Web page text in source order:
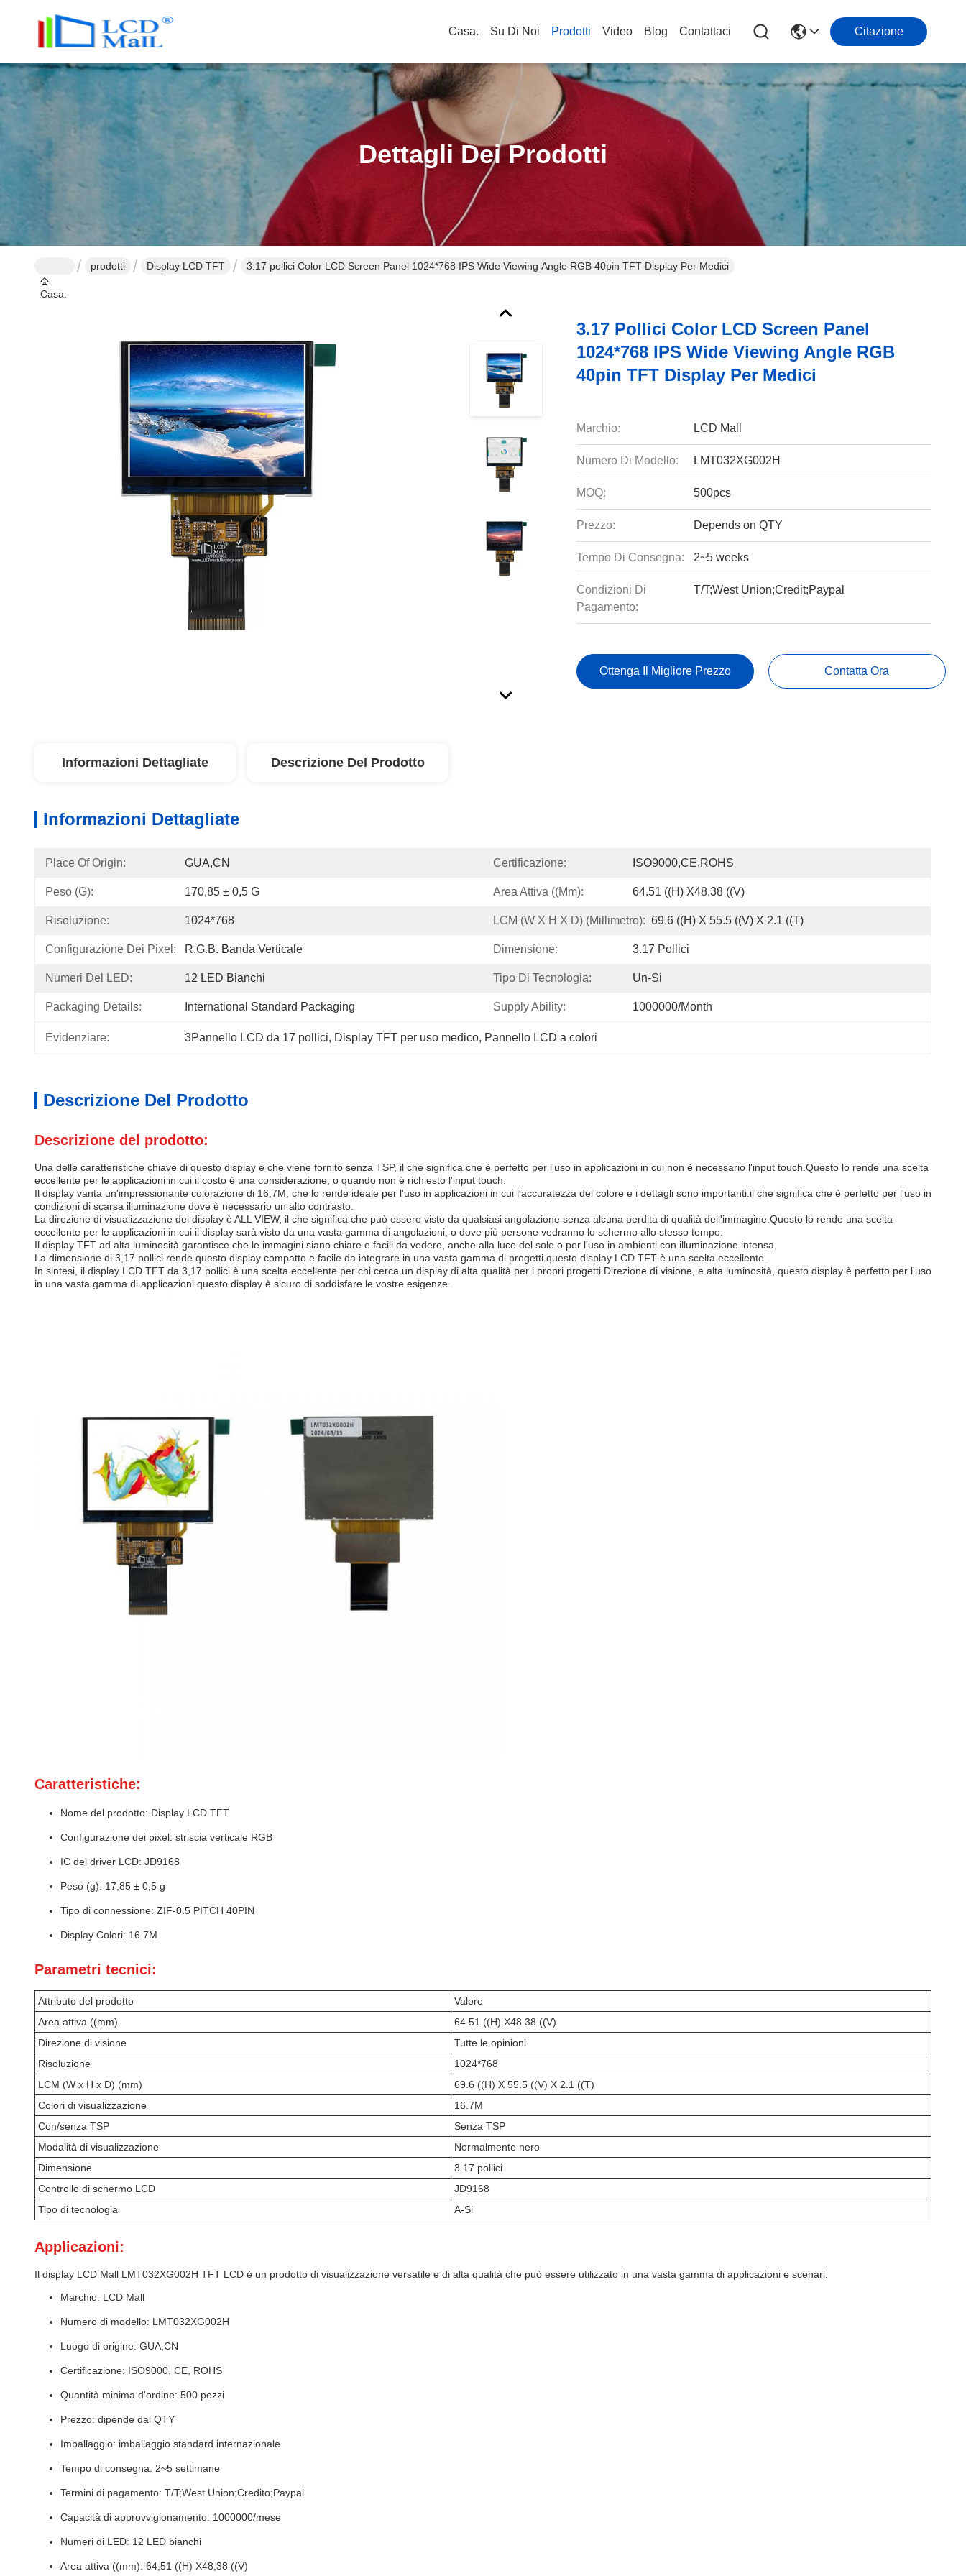
Casa. Su Di Noi Prodotti Video Blog Contattaci Citazione
Dettagli Dei Prodotti
Casa.
prodotti Display LCD TFT 3.17 pollici Color LCD Screen Panel 1024*768 IPS Wide Viewing Angle RGB 40pin TFT Display Per Medici
3.17 Pollici Color LCD Screen Panel
1024*768 IPS Wide Viewing Angle RGB
40pin TFT Display Per Medici
Marchio: LCD Mall
Numero Di Modello: LMT032XG002H
MOQ: 500pcs
Prezzo: Depends on QTY
Tempo Di Consegna: 2~5 weeks
Condizioni Di
Pagamento:
T/T;West Union;Credit;Paypal
Ottenga Il Migliore Prezzo Contatta Ora
Informazioni Dettagliate Descrizione Del Prodotto
Informazioni Dettagliate
Place Of Origin: GUA,CN Certificazione: ISO9000,CE,ROHS
Peso (G): 170,85 ± 0,5 G Area Attiva ((mm): 64.51 ((H) X48.38 ((V)
Risoluzione: 1024*768 LCM (W X H X D) (millimetro): 69.6 ((H) X 55.5 ((V) X 2.1 ((T)
Configurazione Dei Pixel: R.G.B. Banda Verticale Dimensione: 3.17 Pollici
Numeri Del LED: 12 LED Bianchi Tipo Di Tecnologia: Un-Si
Packaging Details: International Standard Packaging Supply Ability: 1000000/month
Evidenziare: 3Pannello LCD da 17 pollici, Display TFT per uso medico, Pannello LCD a colori
Descrizione Del Prodotto
Descrizione del prodotto:
Una delle caratteristiche chiave di questo display è che viene fornito senza TSP, il che significa che è perfetto per l'uso in applicazioni in cui non è necessario l'input touch.Questo lo rende una scelta
eccellente per le applicazioni in cui il costo è una considerazione, o quando non è richiesto l'input touch.
Il display vanta un'impressionante colorazione di 16,7M, che lo rende ideale per l'uso in applicazioni in cui l'accuratezza del colore e i dettagli sono importanti.il che significa che è perfetto per l'uso in
condizioni di scarsa illuminazione dove è necessario un alto contrasto.
La direzione di visualizzazione del display è ALL VIEW, il che significa che può essere visto da qualsiasi angolazione senza alcuna perdita di qualità dell'immagine.Questo lo rende una scelta
eccellente per le applicazioni in cui il display sarà visto da una vasta gamma di angolazioni, o dove più persone vedranno lo schermo allo stesso tempo.
Il display TFT ad alta luminosità garantisce che le immagini siano chiare e facili da vedere, anche alla luce del sole.o per l'uso in ambienti con illuminazione intensa.
La dimensione di 3,17 pollici rende questo display compatto e facile da integrare in una vasta gamma di progetti.questo display LCD TFT è una scelta eccellente.
In sintesi, il display LCD TFT da 3,17 pollici è una scelta eccellente per chi cerca un display di alta qualità per i propri progetti.Direzione di visione, e alta luminosità, questo display è perfetto per l'uso
in una vasta gamma di applicazioni.questo display è sicuro di soddisfare le vostre esigenze.
Caratteristiche:
Nome del prodotto: Display LCD TFT
Configurazione dei pixel: striscia verticale RGB
IC del driver LCD: JD9168
Peso (g): 17,85 ± 0,5 g
Tipo di connessione: ZIF-0.5 PITCH 40PIN
Display Colori: 16.7M
Parametri tecnici:
Attributo del prodotto
Valore
Area attiva ((mm)
64.51 ((H) X48.38 ((V)
Direzione di visione
Tutte le opinioni
Risoluzione
1024*768
LCM (W x H x D) (mm)
69.6 ((H) X 55.5 ((V) X 2.1 ((T)
Colori di visualizzazione
16.7M
Con/senza TSP
Senza TSP
Modalità di visualizzazione
Normalmente nero
Dimensione
3.17 pollici
Controllo di schermo LCD
JD9168
Tipo di tecnologia
A-Si
Applicazioni:
Il display LCD Mall LMT032XG002H TFT LCD è un prodotto di visualizzazione versatile e di alta qualità che può essere utilizzato in una vasta gamma di applicazioni e scenari.
Marchio: LCD Mall
Numero di modello: LMT032XG002H
Luogo di origine: GUA,CN
Certificazione: ISO9000, CE, ROHS
Quantità minima d'ordine: 500 pezzi
Prezzo: dipende dal QTY
Imballaggio: imballaggio standard internazionale
Tempo di consegna: 2~5 settimane
Termini di pagamento: T/T;West Union;Credito;Paypal
Capacità di approvvigionamento: 1000000/mese
Numeri di LED: 12 LED bianchi
Area attiva ((mm): 64,51 ((H) X48,38 ((V)